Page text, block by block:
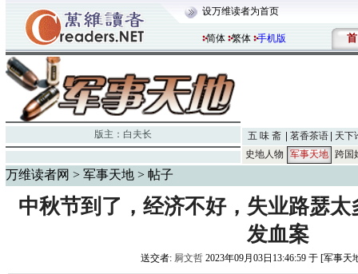
设万维读者为首页
简体 繁体 手机版 首
版主： 白夫长 五 味 斋 茗香茶语
天下
史地人物
军事天地 跨国
万维读者网 > 军事天地 > 帖子
中秋节到了，经济不好，失业路瑟
发血案
送交者: 屙文哲2023年09月03日13:46:59 于 [军事天